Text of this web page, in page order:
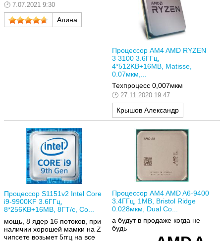
7.07.2021 9:30
Алина
Процессор AM4 AMD RYZEN
3 3100 3.6ГГц,
4*512KB+16MB, Matisse,
0.07мкм,...
Техпроцесс 0,007мкм
27.11.2020 19:47
Крышов Александр
Процессор S1151v2 Intel Core
i9-9900KF 3.6ГГц,
8*256KB+16MB, 8ГТ/с, Co...
мощь, 8 ядер 16 потоков, при
наличии хорошей мамки на Z
чипсете возьмет 5ггц на все
Процессор AM4 AMD A6-9400
3.4ГГц, 1MB, Bristol Ridge
0.028мкм, Dual Co...
а будут в продаже когда не
будь